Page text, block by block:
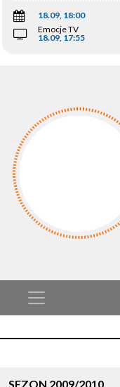
18.09, 18:00
Emocje TV
18.09, 17:55
SEZON 2009/2010